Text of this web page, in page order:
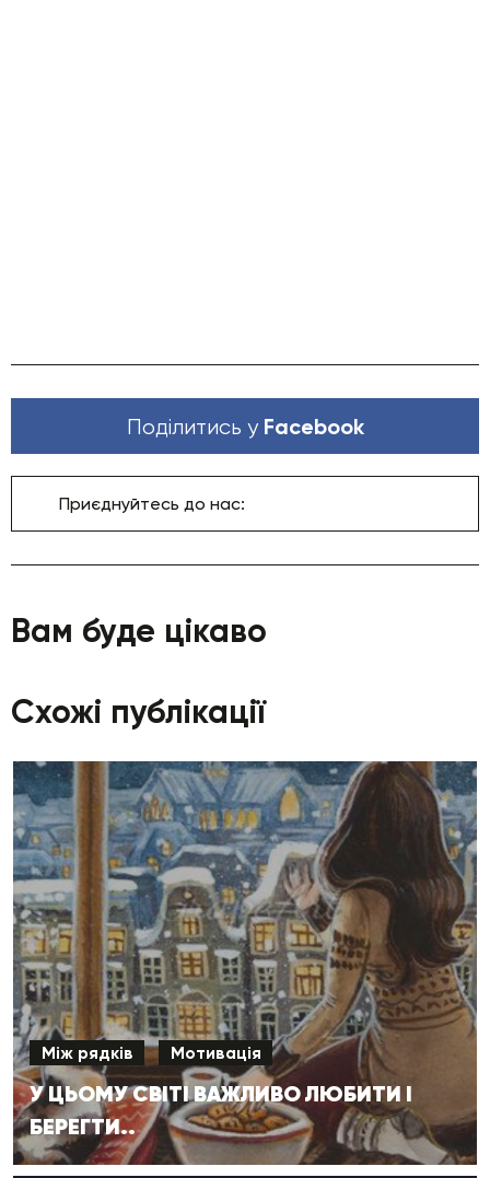
Поділитись у Facebook
Приєднуйтесь до нас:
Вам буде цікаво
Схожі публікації
Між рядків Мотивація
У ЦЬОМУ СВІТІ ВАЖЛИВО ЛЮБИТИ І
БЕРЕГТИ..